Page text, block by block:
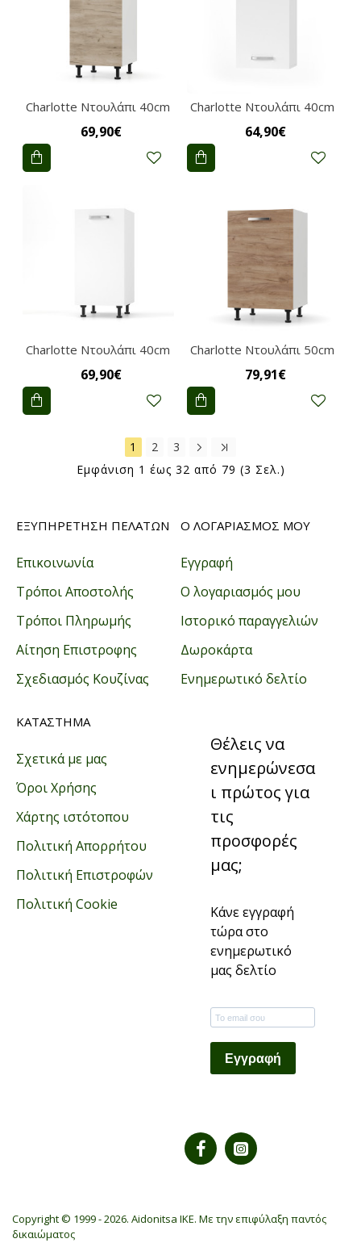
Charlotte Ντουλάπι 40cm
69,90€
Charlotte Ντουλάπι 40cm
64,90€
Charlotte Ντουλάπι 40cm
69,90€
Charlotte Ντουλάπι 50cm
79,91€
1 2
3
Εμφάνιση 1 έως 32 από 79 (3 Σελ.)
ΕΞΥΠΗΡΕΤΗΣΗ ΠΕΛΑΤΩΝ
Επικοινωνία
Τρόποι Αποστολής
Τρόποι Πληρωμής
Αίτηση Επιστροφης
Σχεδιασμός Κουζίνας
Ο ΛΟΓΑΡΙΑΣΜΟΣ ΜΟΥ
Εγγραφή
Ο λογαριασμός μου
Ιστορικό παραγγελιών
Δωροκάρτα
Ενημερωτικό δελτίο
ΚΑΤΑΣΤΗΜΑ
Σχετικά με μας
Όροι Χρήσης
Χάρτης ιστότοπου
Πολιτική Απορρήτου
Πολιτική Επιστροφών
Πολιτική Cookie
Θέλεις να
ενημερώνεσα
ι πρώτος για
τις
προσφορές
μας;
Κάνε εγγραφή
τώρα στο
ενημερωτικό
μας δελτίο
Εγγραφή
Copyright © 1999 -2026. Aidonitsa IKE. Με την επιφύλαξη παντός
δικαιώματος